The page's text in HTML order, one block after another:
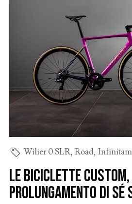
Wilier 0 SLR, Road,
Le biciclette
prolungamento di sé